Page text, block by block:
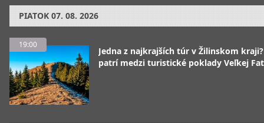
PIATOK 07. 08. 2026
19:00
Jedna z najkrajších túr v Žilinskom
patrí medzi turistické poklady Veľkej